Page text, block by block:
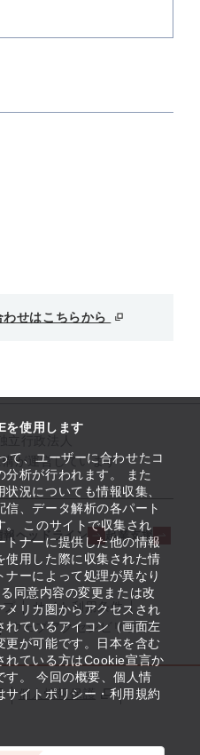
を使用します
て、ユーザーに合わせたコ
分析が行われます。 また
況についても情報収集、
、データ解析の各パート
。 このサイトで収集され
トナーに提供した他の情報
使用した際に収集された情
ーによって処理が異なり
同意内容の変更または改
メリカ圏からアクセスされ
れているアイコン（画面左
が可能です。日本を含む
れている方はCookie宣言か
す。 今回の概要、個人情
イトポリシー・利用規約
せはこちらから
が運営しています
報ヘッドライン
起業支援
プ
サイト利用条件
ウェブアクセシビリティ
個人情報保護